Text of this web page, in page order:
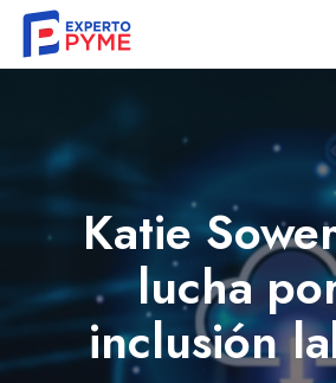
Katie
lucha
inclusión